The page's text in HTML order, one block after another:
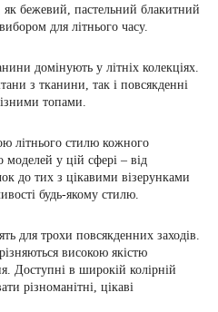
як бежевий, пастельний блакитний
для літнього часу.
домінують у літніх колекціях.
з тканини, так і повсякденні
топами.
літнього стилю кожного
моделей у цій сфері – від
до тих з цікавими візерунками
будь-якому стилю.
для трохи повсякденних заходів.
високою якістю
Доступні в широкій колірній
різноманітні, цікаві